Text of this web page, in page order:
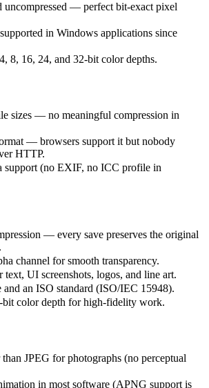
uncompressed — perfect bit-exact pixel
in Windows applications since
8, 16, 24, and 32-bit color depths.
sizes — no meaningful compression in
— browsers support it but nobody
HTTP.
support (no EXIF, no ICC profile in
— every save preserves the original
channel for smooth transparency.
text, UI screenshots, logos, and line art.
and an ISO standard (ISO/IEC 15948).
bit color depth for high-fidelity work.
JPEG for photographs (no perceptual
in most software (APNG support is